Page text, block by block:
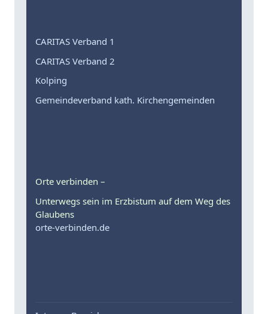
CARITAS Verband 1
CARITAS Verband 2
Kolping
Gemeindeverband kath. Kirchengemeinden
Orte verbinden –
Unterwegs sein im Erzbistum auf dem Weg des
Glaubens
orte-verbinden.de